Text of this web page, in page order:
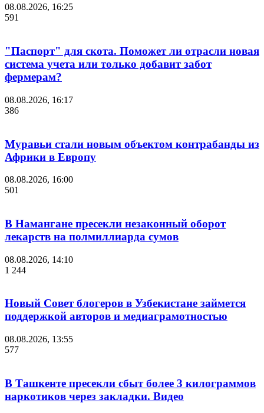
08.08.2026, 16:25
591
"Паспорт" для скота. Поможет ли отрасли новая
система учета или только добавит забот
фермерам?
08.08.2026, 16:17
386
Муравьи стали новым объектом контрабанды из
Африки в Европу
08.08.2026, 16:00
501
В Намангане пресекли незаконный оборот
лекарств на полмиллиарда сумов
08.08.2026, 14:10
1 244
Новый Совет блогеров в Узбекистане займется
поддержкой авторов и медиаграмотностью
08.08.2026, 13:55
577
В Ташкенте пресекли сбыт более 3 килограммов
наркотиков через закладки. Видео